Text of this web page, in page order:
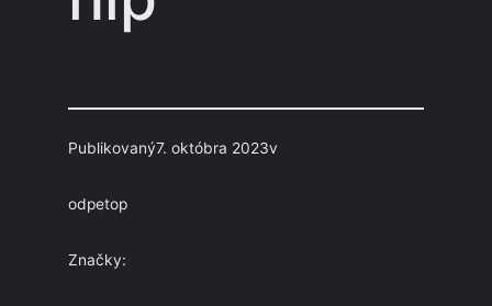
Publikovaný7. októbra 2023v
odpetop
Značky: